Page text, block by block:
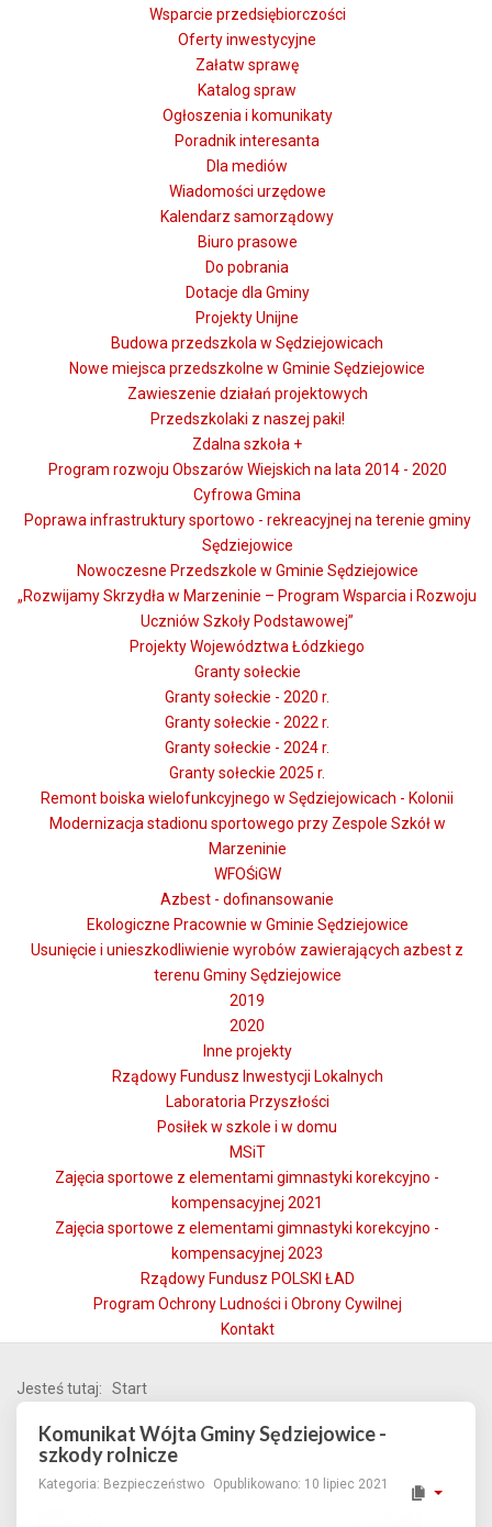
Wsparcie przedsiębiorczości
Oferty inwestycyjne
Załatw sprawę
Katalog spraw
Ogłoszenia i komunikaty
Poradnik interesanta
Dla mediów
Wiadomości urzędowe
Kalendarz samorządowy
Biuro prasowe
Do pobrania
Dotacje dla Gminy
Projekty Unijne
Budowa przedszkola w Sędziejowicach
Nowe miejsca przedszkolne w Gminie Sędziejowice
Zawieszenie działań projektowych
Przedszkolaki z naszej paki!
Zdalna szkoła +
Program rozwoju Obszarów Wiejskich na lata 2014 - 2020
Cyfrowa Gmina
Poprawa infrastruktury sportowo - rekreacyjnej na terenie gminy
Sędziejowice
Nowoczesne Przedszkole w Gminie Sędziejowice
„Rozwijamy Skrzydła w Marzeninie – Program Wsparcia i Rozwoju
Uczniów Szkoły Podstawowej”
Projekty Województwa Łódzkiego
Granty sołeckie
Granty sołeckie - 2020 r.
Granty sołeckie - 2022 r.
Granty sołeckie - 2024 r.
Granty sołeckie 2025 r.
Remont boiska wielofunkcyjnego w Sędziejowicach - Kolonii
Modernizacja stadionu sportowego przy Zespole Szkół w
Marzeninie
WFOŚiGW
Azbest - dofinansowanie
Ekologiczne Pracownie w Gminie Sędziejowice
Usunięcie i unieszkodliwienie wyrobów zawierających azbest z
terenu Gminy Sędziejowice
2019
2020
Inne projekty
Rządowy Fundusz Inwestycji Lokalnych
Laboratoria Przyszłości
Posiłek w szkole i w domu
MSiT
Zajęcia sportowe z elementami gimnastyki korekcyjno -
kompensacyjnej 2021
Zajęcia sportowe z elementami gimnastyki korekcyjno -
kompensacyjnej 2023
Rządowy Fundusz POLSKI ŁAD
Program Ochrony Ludności i Obrony Cywilnej
Kontakt
Jesteś tutaj: Start
Komunikat Wójta Gminy Sędziejowice -
szkody rolnicze
Kategoria: Bezpieczeństwo Opublikowano: 10 lipiec 2021